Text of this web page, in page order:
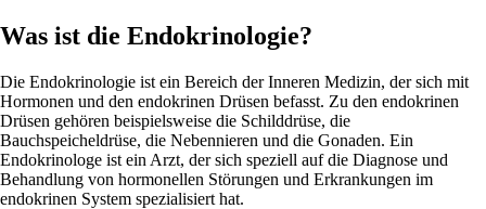
Was ist die Endokrinologie?
Die Endokrinologie ist ein Bereich der Inneren Medizin, der sich mit
Hormonen und den endokrinen Drüsen befasst. Zu den endokrinen
Drüsen gehören beispielsweise die Schilddrüse, die
Bauchspeicheldrüse, die Nebennieren und die Gonaden. Ein
Endokrinologe ist ein Arzt, der sich speziell auf die Diagnose und
Behandlung von hormonellen Störungen und Erkrankungen im
endokrinen System spezialisiert hat.